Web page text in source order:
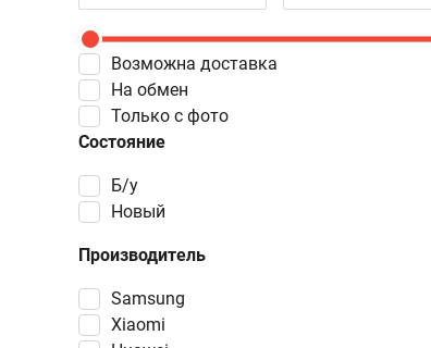
Возможна доставка
Состояние
Б/у
Новый
Производитель
Samsung
Xiaomi
На обмен
Только с фото